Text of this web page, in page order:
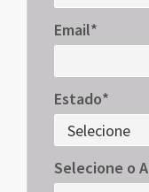
Email*
Estado*
Selecione o